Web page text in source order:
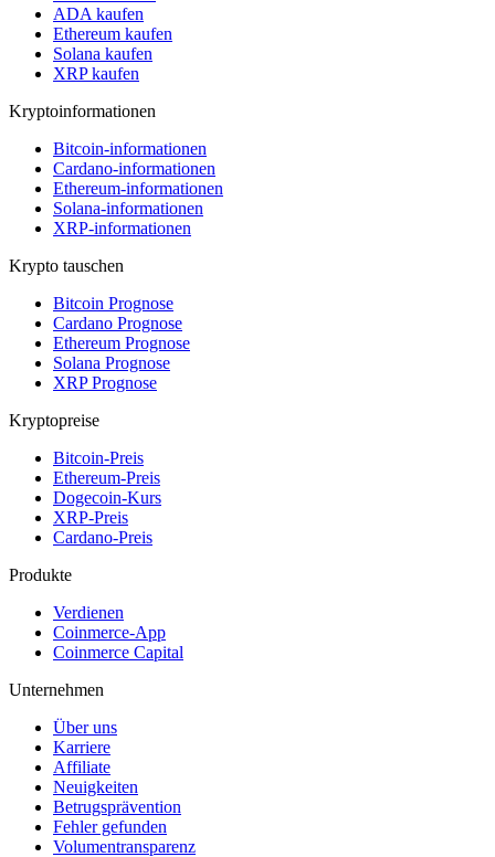
ADA kaufen
Ethereum kaufen
Solana kaufen
XRP kaufen
Kryptoinformationen
Bitcoin-informationen
Cardano-informationen
Ethereum-informationen
Solana-informationen
XRP-informationen
Krypto tauschen
Bitcoin Prognose
Cardano Prognose
Ethereum Prognose
Solana Prognose
XRP Prognose
Kryptopreise
Bitcoin-Preis
Ethereum-Preis
Dogecoin-Kurs
XRP-Preis
Cardano-Preis
Produkte
Verdienen
Coinmerce-App
Coinmerce Capital
Unternehmen
Über uns
Karriere
Affiliate
Neuigkeiten
Betrugsprävention
Fehler gefunden
Volumentransparenz